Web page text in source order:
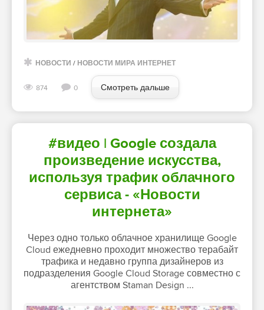
НОВОСТИ / НОВОСТИ МИРА ИНТЕРНЕТ
874 0 Смотреть дальше
#видео | Google создала
произведение искусства,
используя трафик облачного
сервиса - «Новости
интернета»
Через одно только облачное хранилище Google
Cloud ежедневно проходит множество терабайт
трафика и недавно группа дизайнеров из
подразделения Google Cloud Storage совместно с
агентством Staman Design ...